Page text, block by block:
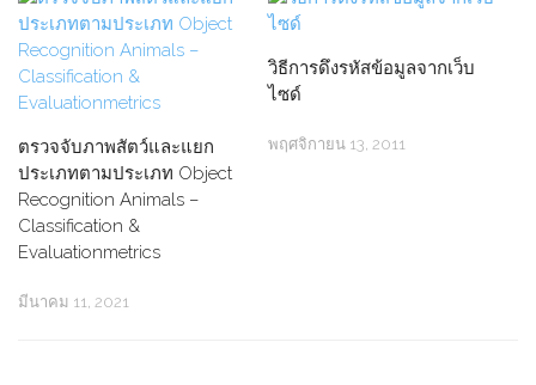
ตรวจจับภาพสัตว์และแยก
ประเภทตามประเภท Object
Recognition Animals –
Classification &
Evaluationmetrics
มีนาคม 11, 2021
วิธีการดึงรหัสข้อมูลจากเว็บ
ไซด์
พฤศจิกายน 13, 2011